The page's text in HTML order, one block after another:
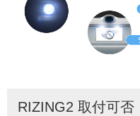
RIZING2 取付可否